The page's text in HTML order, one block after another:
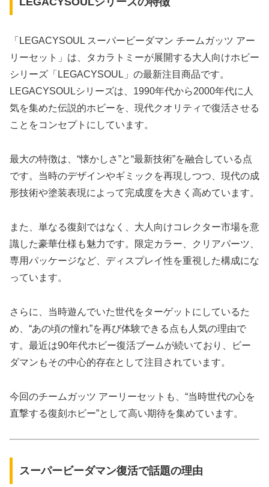
「LEGACYSOUL スーパービーダマン チームガッツ アー
リーセット」は、タカラトミーが展開する大人向けホビー
シリーズ「LEGACYSOUL」の最新注目商品です。
LEGACYSOULシリーズは、1990年代から2000年代に人
気を集めた伝説的ホビーを、現代クオリティで復活させる
ことをコンセプトにしています。
最大の特徴は、“懐かしさ”と“最新技術”を融合している点
です。当時のデザインやギミックを再現しつつ、現代の成
形技術や塗装表現によって完成度を大きく高めています。
また、単なる復刻ではなく、大人向けコレクター市場を意
識した豪華仕様も魅力です。限定カラー、クリアパーツ、
専用パッケージなど、ディスプレイ性を重視した構成にな
っています。
さらに、当時遊んでいた世代をターゲットにしているた
め、“あの頃の憧れ”を再び体験できる点も人気の理由で
す。最近は90年代ホビー復活ブームが続いており、ビー
ダマンもその中心的存在として注目されています。
今回のチームガッツ アーリーセットも、“当時世代の心を
直撃する復刻ホビー”として高い期待を集めています。
スーパービーダマン復活で話題の理由